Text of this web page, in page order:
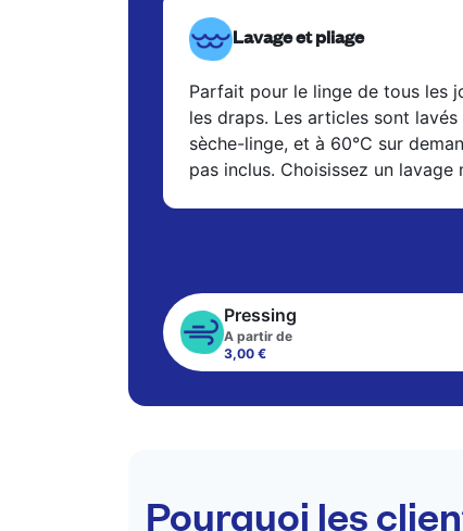
Lavage et pliage
Parfait pour le linge de tous les
les draps. Les articles sont lavés
sèche-linge, et à 60°C sur
pas inclus. Choisissez un lavage
Pressing
A partir de
3,00 €
Pourquoi les